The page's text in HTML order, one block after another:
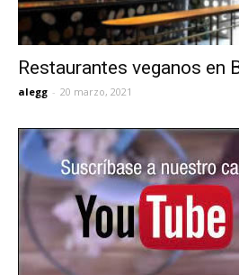
Restaurantes veganos en
alegg - 20 marzo, 2021